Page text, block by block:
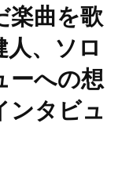
楽曲を歌
、ソロ
ーへの想
ンタビュ